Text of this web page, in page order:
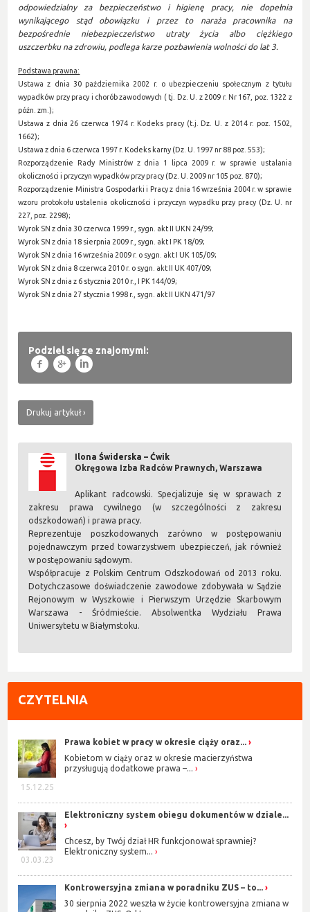
odpowiedzialny za bezpieczeństwo i higienę pracy, nie dopełnia
wynikającego stąd obowiązku i przez to naraża pracownika na
bezpośrednie niebezpieczeństwo utraty życia albo ciężkiego
uszczerbku na zdrowiu, podlega karze pozbawienia wolności do lat 3.
Podstawa prawna:
Ustawa z dnia 30 października 2002 r. o ubezpieczeniu społecznym z tytułu
wypadków przy pracy i chorób zawodowych ( tj. Dz. U. z 2009 r. Nr 167, poz. 1322 z
późn. zm.);
Ustawa z dnia 26 czerwca 1974 r. Kodeks pracy (t.j. Dz. U. z 2014 r. poz. 1502,
1662);
Ustawa z dnia 6 czerwca 1997 r. Kodeks karny (Dz. U. 1997 nr 88 poz. 553);
Rozporządzenie Rady Ministrów z dnia 1 lipca 2009 r. w sprawie ustalania
okoliczności i przyczyn wypadków przy pracy (Dz. U. 2009 nr 105 poz. 870);
Rozporządzenie Ministra Gospodarki i Pracy z dnia 16 września 2004 r. w sprawie
wzoru protokołu ustalenia okoliczności i przyczyn wypadku przy pracy (Dz. U. nr
227, poz. 2298);
Wyrok SN z dnia 30 czerwca 1999 r., sygn. akt II UKN 24/99;
Wyrok SN z dnia 18 sierpnia 2009 r., sygn. akt I PK 18/09;
Wyrok SN z dnia 16 września 2009 r. o sygn. akt I UK 105/09;
Wyrok SN z dnia 8 czerwca 2010 r. o sygn. akt II UK 407/09;
Wyrok SN z dnia z 6 stycznia 2010 r., I PK 144/09;
Wyrok SN z dnia 27 stycznia 1998 r., sygn. akt II UKN 471/97
Podziel się ze znajomymi:
f g l
Drukuj artykuł
Ilona Świderska – Ćwik
Okręgowa Izba Radców Prawnych, Warszawa
Aplikant radcowski. Specjalizuje się w sprawach z
zakresu prawa cywilnego (w szczególności z zakresu
odszkodowań) i prawa pracy.
Reprezentuje poszkodowanych zarówno w postępowaniu
pojednawczym przed towarzystwem ubezpieczeń, jak również
w postępowaniu sądowym.
Współpracuje z Polskim Centrum Odszkodowań od 2013 roku.
Dotychczasowe doświadczenie zawodowe zdobywała w Sądzie
Rejonowym w Wyszkowie i Pierwszym Urzędzie Skarbowym
Warszawa - Śródmieście. Absolwentka Wydziału Prawa
Uniwersytetu w Białymstoku.
CZYTELNIA
15.12.25
Prawa kobiet w pracy w okresie ciąży oraz...
Kobietom w ciąży oraz w okresie macierzyństwa
przysługują dodatkowe prawa –...
03.03.23
Elektroniczny system obiegu dokumentów w dziale...
Chcesz, by Twój dział HR funkcjonował sprawniej?
Elektroniczny system...
Kontrowersyjna zmiana w poradniku ZUS – to...
30 sierpnia 2022 weszła w życie kontrowersyjna zmiana w